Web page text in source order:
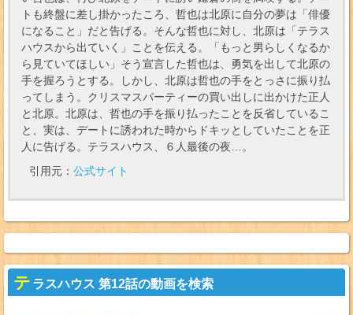
トも終盤に差し掛かったころ、哲也は北原に自分の夢は「俳優
になること」だと告げる。そんな哲也に対し、北原は「テラス
ハウスから出ていく」ことを伝える。「もっと男らしくなるか
ら見ていてほしい」そう宣言した哲也は、勇気を出して北原の
手を握ろうとする。しかし、北原は哲也の手をとっさに振り払
ってしまう。クリスマスパーティーの買い出しに出かけた正人
と北原。北原は、哲也の手を振り払ったことを反省しているこ
と、実は、デートに誘われた時からドキッとしていたことを正
人に告げる。テラスハウス、６人最後の夜…。
引用元： 公式サイト
テ ラスハウス 第12話の動画を検索